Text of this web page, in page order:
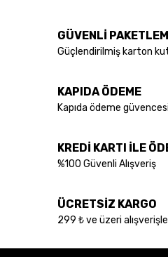
tarafımıza iletebilirsiniz.
Görüş ve önerileriniz için teşekkür
Ürün açıklamasında eksik bilgiler
Ürün bilgilerinde hatalar bulunuyor.
Bu ürüne benzer farklı alternatifler
GÜVENLİ
Güçlendirilmiş karton
KAPIDA ÖDEME
Kapıda ödeme güvencesi
KREDİ KARTI İLE
%100 Güvenli Alışveriş
ÜCRETSİZ KARGO
299 ₺ ve üzeri